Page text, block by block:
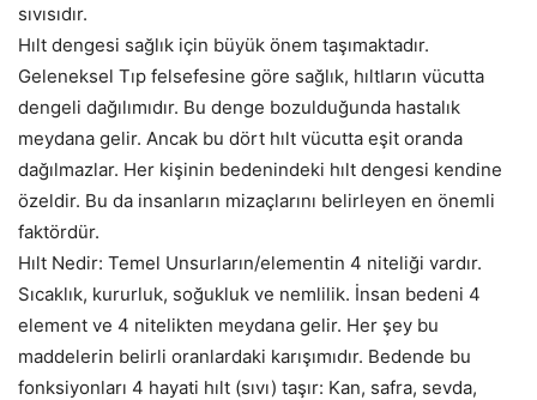
sıvısıdır.
Hılt dengesi sağlık için büyük önem taşımaktadır.
Geleneksel Tıp felsefesine göre sağlık, hıltların vücutta
dengeli dağılımıdır. Bu denge bozulduğunda hastalık
meydana gelir. Ancak bu dört hılt vücutta eşit oranda
dağılmazlar. Her kişinin bedenindeki hılt dengesi kendine
özeldir. Bu da insanların mizaçlarını belirleyen en önemli
faktördür.
Hılt Nedir: Temel Unsurların/elementin 4 niteliği vardır.
Sıcaklık, kururluk, soğukluk ve nemlilik. İnsan bedeni 4
element ve 4 nitelikten meydana gelir. Her şey bu
maddelerin belirli oranlardaki karışımıdır. Bedende bu
fonksiyonları 4 hayati hılt (sıvı) taşır: Kan, safra, sevda,